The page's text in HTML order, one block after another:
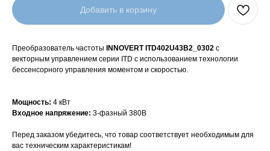
Добавить в корзину
Преобразователь частоты INNOVERT ITD402U43B2_0302 с
векторным управлением серии ITD с использованием технологии
бессенсорного управления моментом и скоростью.
Мощность: 4 кВт
Входное напряжение: 3-фазный 380В
Перед заказом убедитесь, что товар соответствует необходимым для
вас техническим характеристикам!